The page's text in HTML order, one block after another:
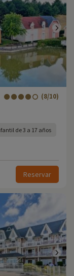
(8/10)
de 3 a 17 años
Reservar